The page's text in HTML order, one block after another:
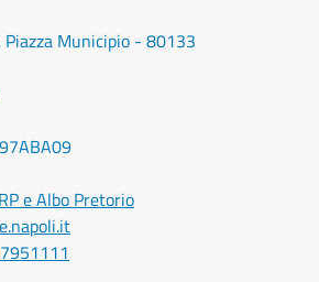
Piazza Municipio - 80133
e Albo Pretorio